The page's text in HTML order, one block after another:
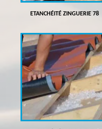
ETANCHÉITÉ ZINGUERIE 78